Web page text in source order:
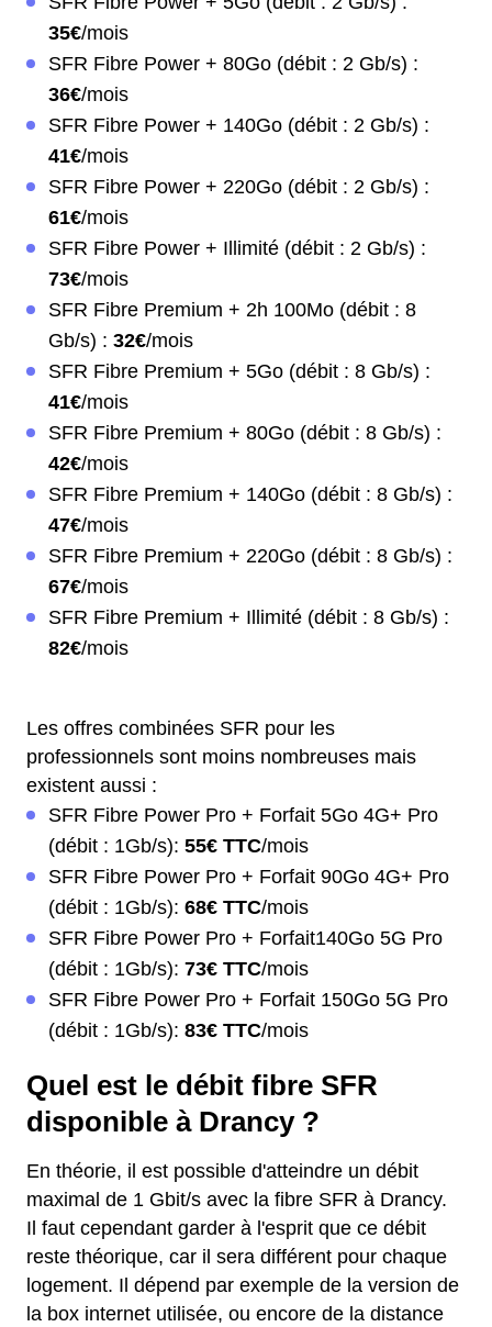
35€/mois
SFR Fibre Power + 80Go (débit : 2 Gb/s) :
36€/mois
SFR Fibre Power + 140Go (débit : 2 Gb/s) :
41€/mois
SFR Fibre Power + 220Go (débit : 2 Gb/s) :
61€/mois
SFR Fibre Power + Illimité (débit : 2 Gb/s) :
73€/mois
SFR Fibre Premium + 2h 100Mo (débit : 8
Gb/s) : 32€/mois
SFR Fibre Premium + 5Go (débit : 8 Gb/s) :
41€/mois
SFR Fibre Premium + 80Go (débit : 8 Gb/s) :
42€/mois
SFR Fibre Premium + 140Go (débit : 8 Gb/s) :
47€/mois
SFR Fibre Premium + 220Go (débit : 8 Gb/s) :
67€/mois
SFR Fibre Premium + Illimité (débit : 8 Gb/s) :
82€/mois
Les offres combinées SFR pour les
professionnels sont moins nombreuses mais
existent aussi :
SFR Fibre Power Pro + Forfait 5Go 4G+ Pro
(débit : 1Gb/s): 55€ TTC/mois
SFR Fibre Power Pro + Forfait 90Go 4G+ Pro
(débit : 1Gb/s): 68€ TTC/mois
SFR Fibre Power Pro + Forfait140Go 5G Pro
(débit : 1Gb/s): 73€ TTC/mois
SFR Fibre Power Pro + Forfait 150Go 5G Pro
(débit : 1Gb/s): 83€ TTC/mois
Quel est le débit fibre SFR
disponible à Drancy ?
En théorie, il est possible d'atteindre un débit
maximal de 1 Gbit/s avec la fibre SFR à Drancy.
Il faut cependant garder à l'esprit que ce débit
reste théorique, car il sera différent pour chaque
logement. Il dépend par exemple de la version de
la box internet utilisée, ou encore de la distance